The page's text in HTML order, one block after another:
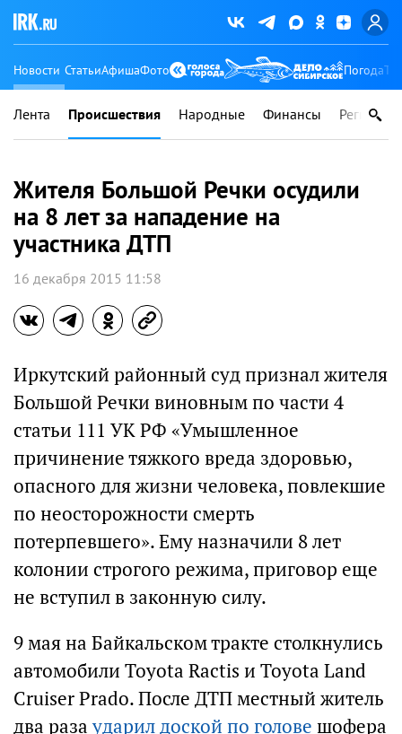
Новости СтатьиАфишаФото Погода
Лента Происшествия Народные Финансы Регионы
Жителя Большой Речки осудили
на 8 лет за нападение на
участника ДТП
16 декабря 2015 11:58
Иркутский районный суд признал жителя
Большой Речки виновным по части 4
статьи 111 УК РФ «Умышленное
причинение тяжкого вреда здоровью,
опасного для жизни человека, повлекшие
по неосторожности смерть
потерпевшего». Ему назначили 8 лет
колонии строгого режима, приговор еще
не вступил в законную силу.
9 мая на Байкальском тракте столкнулись
автомобили Toyota Ractis и Toyota Land
Cruiser Prado. После ДТП местный житель
два разаударил доской по голове шофера